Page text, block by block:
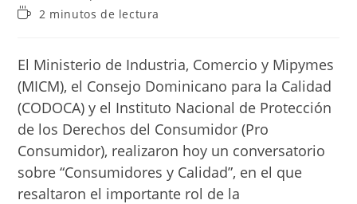
entrada:
de
la
Tiempo2 minutos de lectura
El Ministerio de Industria, Comercio y Mipymes
(MICM), el Consejo Dominicano para la Calidad
(CODOCA) y el Instituto Nacional de Protección
de los Derechos del Consumidor (Pro
Consumidor), realizaron hoy un conversatorio
sobre “Consumidores y Calidad”, en el que
resaltaron el importante rol de la